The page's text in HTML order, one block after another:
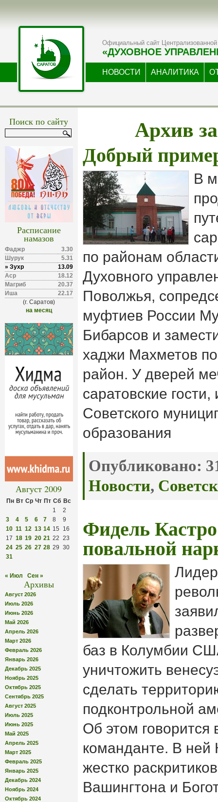
Официальный сайт Централизованной
«ДУХОВНОЕ
НОВОСТИ АНАЛИТИКА
Поиск по сайту
Расписание
намазов
Фаджр
3.30
Шурук
5.31
» Зухр
13.09
Аср
18.12
Магриб
20.37
Иша
22.17
(г. Саратов)
на месяц
Август 2009
Пн Вт Ср Чт Пт Сб Вс
1
2
3
4 5 6 7 8
9
10 11 12 13 14 15
16
17 18 19 20 21 22 23
24 25 26 27 28 29 30
31
« Июл Сен »
Архивы
Август 2026
Июль 2026
Июнь 2026
Май 2026
Апрель 2026
Март 2026
Февраль 2026
Январь 2026
Декабрь 2025
Ноябрь 2025
Октябрь 2025
Сентябрь 2025
Август 2025
Июль 2025
Июнь 2025
Май 2025
Апрель 2025
Март 2025
Февраль 2025
Январь 2025
Декабрь 2024
Ноябрь 2024
Октябрь 2024
Архив
Добрый
В
по районам
Духовного
Поволжья,
муфтиев России
Бибарсов и
хаджи Махметов
район. У дверей
саратовские
Советского
образования
Опубликовано:
Новости,
Фидель
повальной
баз в Колумбии
уничтожить
сделать
подконтрольной
Об этом говорится
команданте. В ней
жестко
Вашингтона и